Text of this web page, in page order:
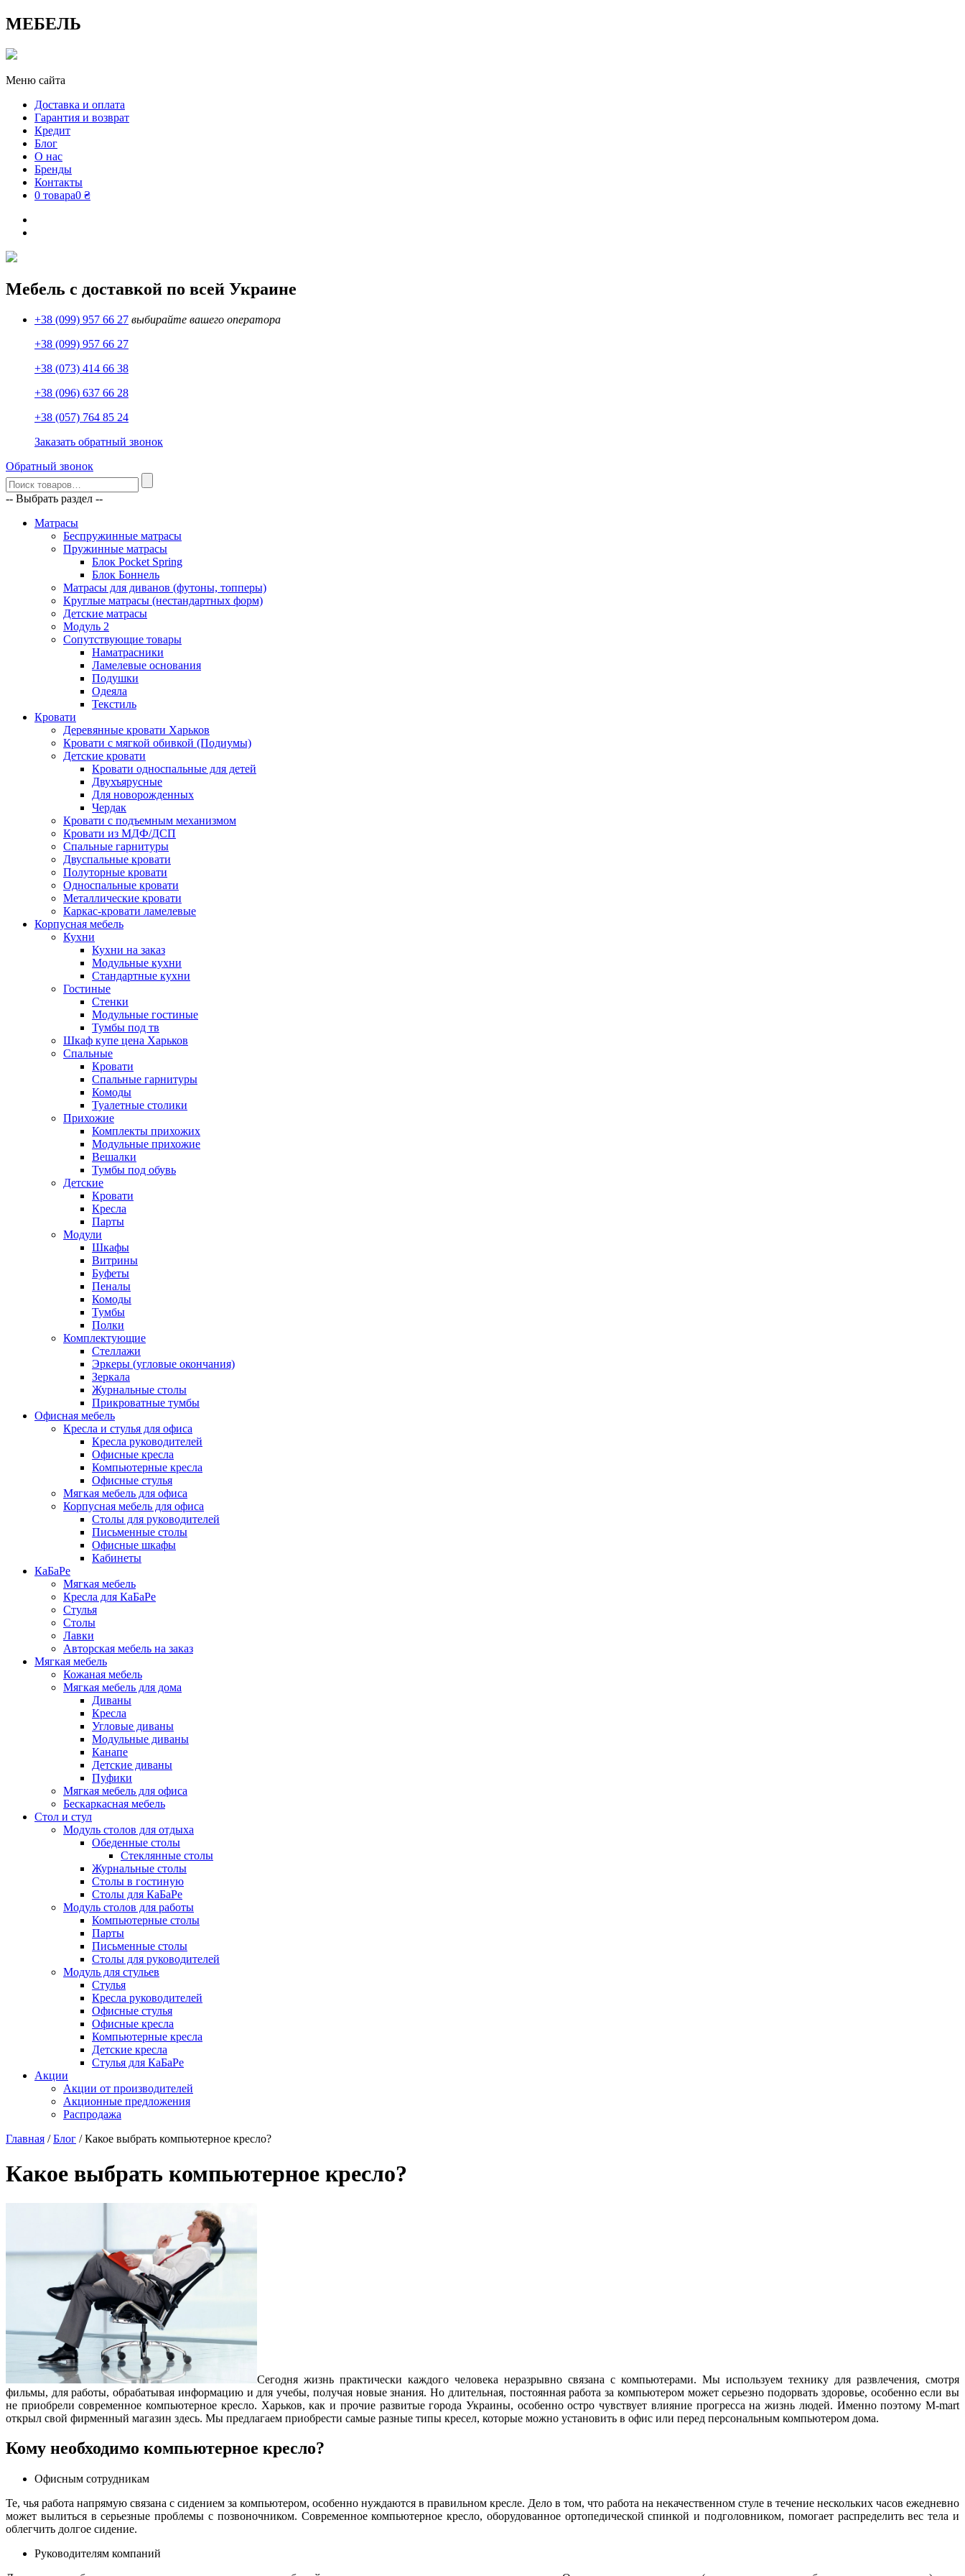
МЕБЕЛЬ
Меню сайта
Доставка и оплата
Гарантия и возврат
Кредит
Блог
О нас
Бренды
Контакты
0 товара0 ₴
Мебель с доставкой по всей Украине
+38 (099) 957 66 27 выбирайте вашего оператора
+38 (099) 957 66 27
+38 (073) 414 66 38
+38 (096) 637 66 28
+38 (057) 764 85 24
Заказать обратный звонок
Обратный звонок
-- Выбрать раздел --
Матрасы
Беспружинные матрасы
Пружинные матрасы
Блок Pocket Spring
Блок Боннель
Матрасы для диванов (футоны, топперы)
Круглые матрасы (нестандартных форм)
Детские матрасы
Модуль 2
Сопутствующие товары
Наматрасники
Ламелевые основания
Подушки
Одеяла
Текстиль
Кровати
Деревянные кровати Харьков
Кровати с мягкой обивкой (Подиумы)
Детские кровати
Кровати односпальные для детей
Двухъярусные
Для новорожденных
Чердак
Кровати с подъемным механизмом
Кровати из МДФ/ДСП
Спальные гарнитуры
Двуспальные кровати
Полуторные кровати
Односпальные кровати
Металлические кровати
Каркас-кровати ламелевые
Корпусная мебель
Кухни
Кухни на заказ
Модульные кухни
Стандартные кухни
Гостиные
Стенки
Модульные гостиные
Тумбы под тв
Шкаф купе цена Харьков
Спальные
Кровати
Спальные гарнитуры
Комоды
Туалетные столики
Прихожие
Комплекты прихожих
Модульные прихожие
Вешалки
Тумбы под обувь
Детские
Кровати
Кресла
Парты
Модули
Шкафы
Витрины
Буфеты
Пеналы
Комоды
Тумбы
Полки
Комплектующие
Стеллажи
Эркеры (угловые окончания)
Зеркала
Журнальные столы
Прикроватные тумбы
Офисная мебель
Кресла и стулья для офиса
Кресла руководителей
Офисные кресла
Компьютерные кресла
Офисные стулья
Мягкая мебель для офиса
Корпусная мебель для офиса
Столы для руководителей
Письменные столы
Офисные шкафы
Кабинеты
КаБаРе
Мягкая мебель
Кресла для КаБаРе
Стулья
Столы
Лавки
Авторская мебель на заказ
Мягкая мебель
Кожаная мебель
Мягкая мебель для дома
Диваны
Кресла
Угловые диваны
Модульные диваны
Канапе
Детские диваны
Пуфики
Мягкая мебель для офиса
Бескаркасная мебель
Стол и стул
Модуль столов для отдыха
Обеденные столы
Стеклянные столы
Журнальные столы
Столы в гостиную
Столы для КаБаРе
Модуль столов для работы
Компьютерные столы
Парты
Письменные столы
Столы для руководителей
Модуль для стульев
Стулья
Кресла руководителей
Офисные стулья
Офисные кресла
Компьютерные кресла
Детские кресла
Стулья для КаБаРе
Акции
Акции от производителей
Акционные предложения
Распродажа
Главная /Блог /Какое выбрать компьютерное кресло?
Какое выбрать компьютерное кресло?
Сегодня жизнь практически каждого человека неразрывно связана с компьютерами. Мы используем технику для развлечения, смотря
фильмы, для работы, обрабатывая информацию и для учебы, получая новые знания. Но длительная, постоянная работа за компьютером может серьезно подорвать здоровье, особенно если вы
не приобрели современное компьютерное кресло. Харьков, как и прочие развитые города Украины, особенно остро чувствует влияние прогресса на жизнь людей. Именно поэтому M-mart
открыл свой фирменный магазин здесь. Мы предлагаем приобрести самые разные типы кресел, которые можно установить в офис или перед персональным компьютером дома.
Кому необходимо компьютерное кресло?
Офисным сотрудникам
Те, чья работа напрямую связана с сидением за компьютером, особенно нуждаются в правильном кресле. Дело в том, что работа на некачественном стуле в течение нескольких часов ежедневно
может вылиться в серьезные проблемы с позвоночником. Современное компьютерное кресло, оборудованное ортопедической спинкой и подголовником, помогает распределить вес тела и
облегчить долгое сидение.
Руководителям компаний